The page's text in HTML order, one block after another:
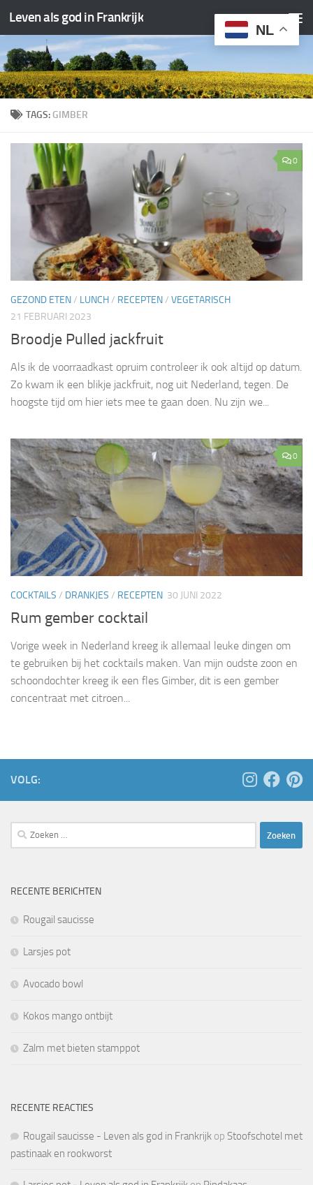
Doorgaan naar inhoud
Leven als god in Frankrijk
TAGS: GIMBER
0
GEZOND ETEN/ LUNCH/ RECEPTEN/ VEGETARISCH
21 FEBRUARI 2023
Broodje Pulled jackfruit
Als ik de voorraadkast opruim controleer ik ook altijd op datum.
Zo kwam ik een blikje jackfruit, nog uit Nederland, tegen. De
hoogste tijd om hier iets mee te gaan doen. Nu zijn we...
0
COCKTAILS / DRANKJES / RECEPTEN 30 JUNI 2022
Rum gember cocktail
Vorige week in Nederland kreeg ik allemaal leuke dingen om
te gebruiken bij het cocktails maken. Van mijn oudste zoon en
schoondochter kreeg ik een fles Gimber, dit is een gember
concentraat met citroen...
VOLG:
Zoeken
naar:
RECENTE BERICHTEN
Rougail saucisse
Larsjes pot
Avocado bowl
Kokos mango ontbijt
Zalm met bieten stamppot
RECENTE REACTIES
Rougail saucisse - Leven als god in Frankrijk op Stoofschotel met
pastinaak en rookworst
NL